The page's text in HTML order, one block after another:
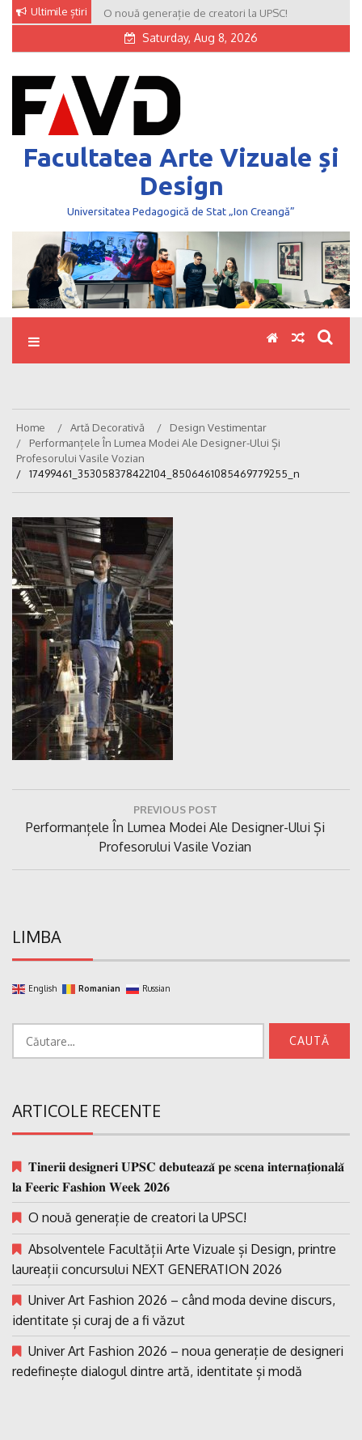
Skip
content
Ultimile știri O nouă generație de creatori la UPSC!
Saturday, Aug 8, 2026
Facultatea Arte Vizuale și
Design
Universitatea Pedagogică de Stat „Ion Creangă”
Home Artă Decorativă
Design Vestimentar
Performanțele În Lumea Modei Ale Designer-Ului Și
Profesorului Vasile Vozian
17499461_353058378422104_8506461085469779255_n
articole
PREVIOUS POST
Previous
Performanțele În Lumea Modei Ale Designer-Ului Și
Profesorului Vasile Vozian
LIMBA
English Romanian Russian
ARTICOLE RECENTE
𝐓𝐢𝐧𝐞𝐫𝐢𝐢 𝐝𝐞𝐬𝐢𝐠𝐧𝐞𝐫𝐢 𝐔𝐏𝐒𝐂 𝐝𝐞𝐛𝐮𝐭𝐞𝐚𝐳𝐚̆ 𝐩𝐞 𝐬𝐜𝐞𝐧𝐚 𝐢𝐧𝐭𝐞𝐫𝐧𝐚𝐭̗𝐢𝐨𝐧𝐚𝐥𝐚̆
𝐥𝐚 𝐅𝐞𝐞𝐫𝐢𝐜 𝐅𝐚𝐬𝐡𝐢𝐨𝐧 𝐖𝐞𝐞𝐤 𝟐𝟎𝟐𝟔
O nouă generație de creatori la UPSC!
Absolventele Facultății Arte Vizuale și Design, printre
laureații concursului NEXT GENERATION 2026
Univer Art Fashion 2026 – când moda devine discurs,
identitate și curaj de a fi văzut
Univer Art Fashion 2026 – noua generație de designeri
redefinește dialogul dintre artă, identitate și modă